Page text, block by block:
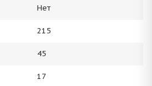
Нет
215
45
17